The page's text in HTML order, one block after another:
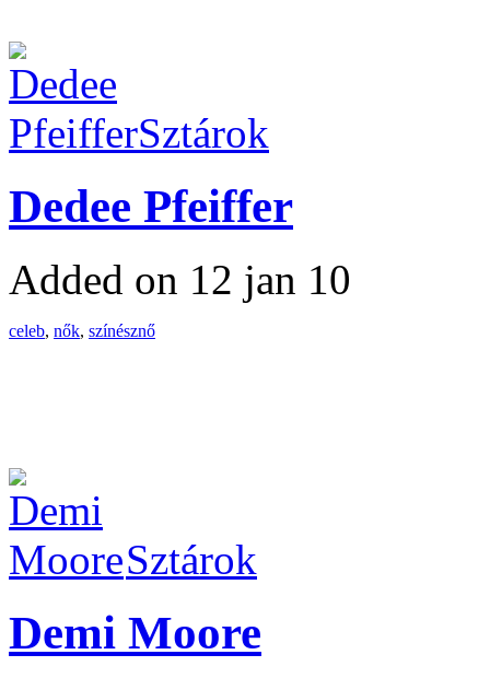
Sztárok
Dedee Pfeiffer
Added on 12 jan 10
celeb, nők, színésznő
Sztárok
Demi Moore